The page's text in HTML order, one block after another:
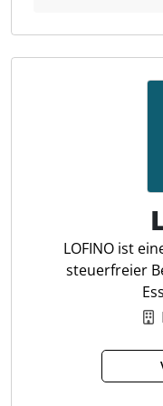
die Einreichung
Plattform integriert
Lohnsystemen,
und Help-Center-
und ist nach ISO/
Benefit-Budget-
Mitarbeiter-App
Belege-Upload
HR-Dashboard
Rollensteuerung
LOFINO ist
steuerfreier